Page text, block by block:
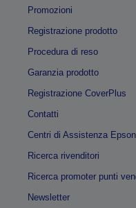
Promozioni
Registrazione prodotto
Procedura di reso
Garanzia prodotto
Registrazione CoverPlus
Contatti
Centri di Assistenza Epson
Ricerca rivenditori
Ricerca promoter punti
Newsletter